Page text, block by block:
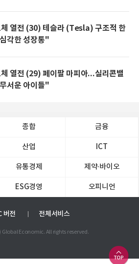
열전 (30) 테슬라 (Tesla) 구조적 한
각한 성장통"
열전 (29) 페이팔 마피아...실리콘밸
서운 아이들"
종합 금융
산업 ICT
유통경제 제약∙바이오
ESG경영 오피니언
버전 전체서비스
Global Economic. All rights reserved.